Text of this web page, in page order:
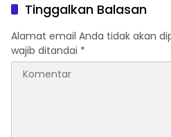
Tinggalkan Balasan
Alamat email Anda tidak akan
wajib ditandai *